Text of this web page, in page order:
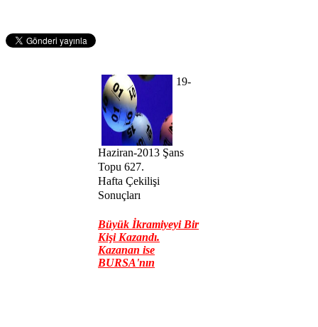
19-
Haziran-2013 Şans
Topu 627.
Hafta Çekilişi
Sonuçları
Büyük İkramiyeyi Bir
Kişi Kazandı.
Kazanan ise
BURSA'nın